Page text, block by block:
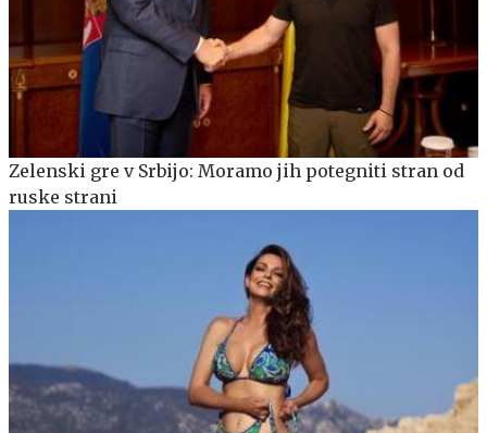
Zelenski gre v Srbijo: Moramo jih potegniti stran od
ruske strani